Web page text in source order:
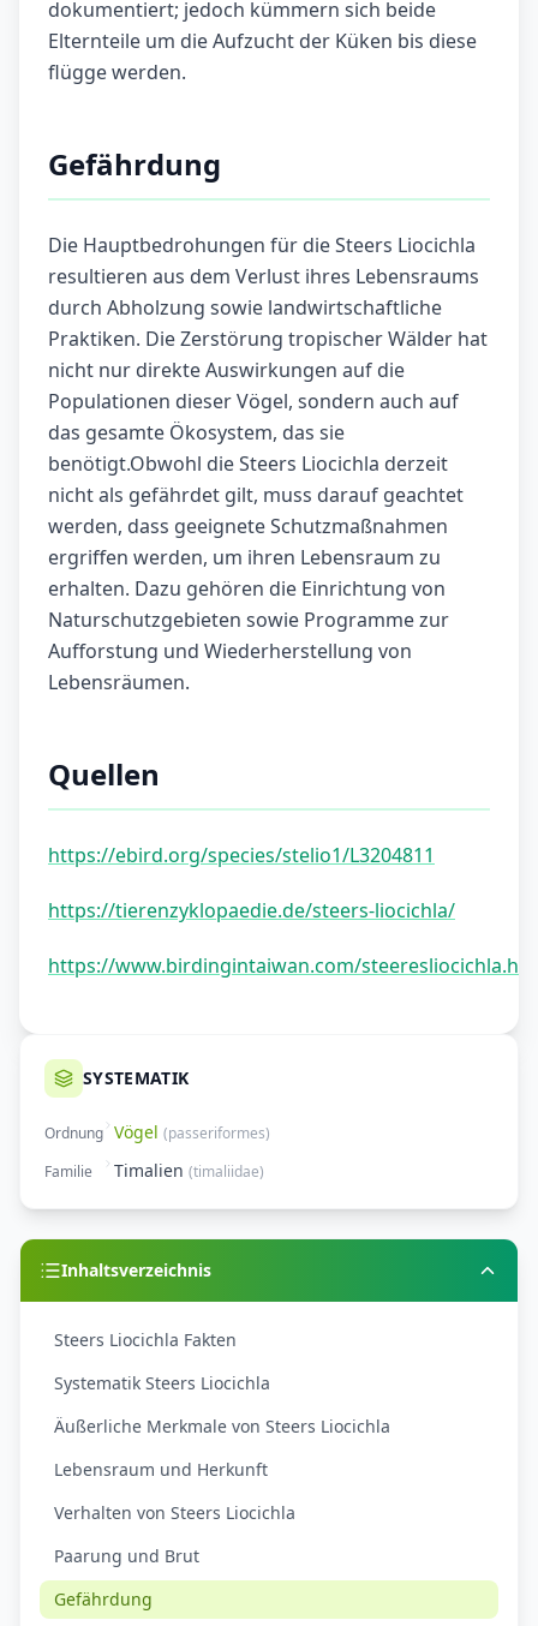
dokumentiert; jedoch kümmern sich beide
Elternteile um die Aufzucht der Küken bis diese
flügge werden.
Gefährdung
Die Hauptbedrohungen für die Steers Liocichla
resultieren aus dem Verlust ihres Lebensraums
durch Abholzung sowie landwirtschaftliche
Praktiken. Die Zerstörung tropischer Wälder hat
nicht nur direkte Auswirkungen auf die
Populationen dieser Vögel, sondern auch auf
das gesamte Ökosystem, das sie
benötigt.Obwohl die Steers Liocichla derzeit
nicht als gefährdet gilt, muss darauf geachtet
werden, dass geeignete Schutzmaßnahmen
ergriffen werden, um ihren Lebensraum zu
erhalten. Dazu gehören die Einrichtung von
Naturschutzgebieten sowie Programme zur
Aufforstung und Wiederherstellung von
Lebensräumen.
Quellen
https://ebird.org/species/stelio1/L3204811
https://tierenzyklopaedie.de/steers-liocichla/
https://www.birdingintaiwan.com/
SYSTEMATIK
Ordnung Vögel (passeriformes)
Familie
Timalien (timaliidae)
Inhaltsverzeichnis
Steers Liocichla Fakten
Systematik Steers Liocichla
Äußerliche Merkmale von Steers Liocichla
Lebensraum und Herkunft
Verhalten von Steers Liocichla
Paarung und Brut
Gefährdung